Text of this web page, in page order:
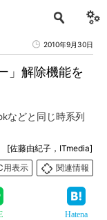
2010年9月30日
」解除機能を
などと同じ時系列
[佐藤由紀子，ITmedia]
用表示
関連情報
Hatena